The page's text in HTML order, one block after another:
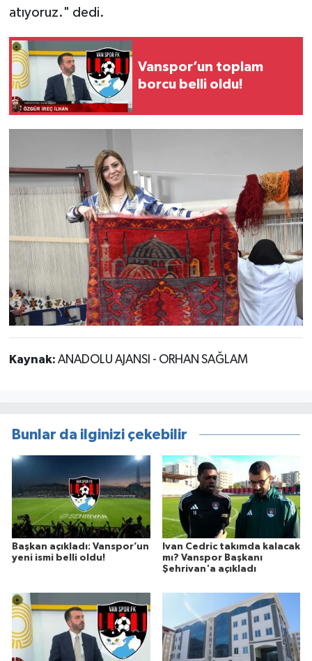
atıyoruz." dedi.
Vanspor’un toplam
borcu belli oldu!
Kaynak: ANADOLU AJANSI - ORHAN SAĞLAM
Bunlar da ilginizi çekebilir
Başkan açıkladı: Vanspor’un
yeni ismi belli oldu!
Ivan Cedric takımda kalacak
mı? Vanspor Başkanı
Şehrivan'a açıkladı